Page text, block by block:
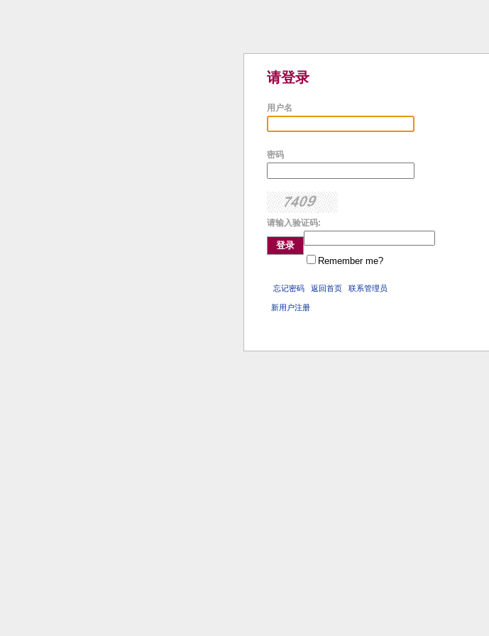
请登录
用户名
密码
请输入验证码:
登录
Remember me?
忘记密码 返回首页 联系管理员
新用户注册